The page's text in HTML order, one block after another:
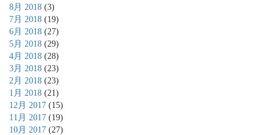
8月 2018 (3)
7月 2018 (19)
6月 2018 (27)
5月 2018 (29)
4月 2018 (28)
3月 2018 (23)
2月 2018 (23)
1月 2018 (21)
12月 2017 (15)
11月 2017 (19)
10月 2017 (27)